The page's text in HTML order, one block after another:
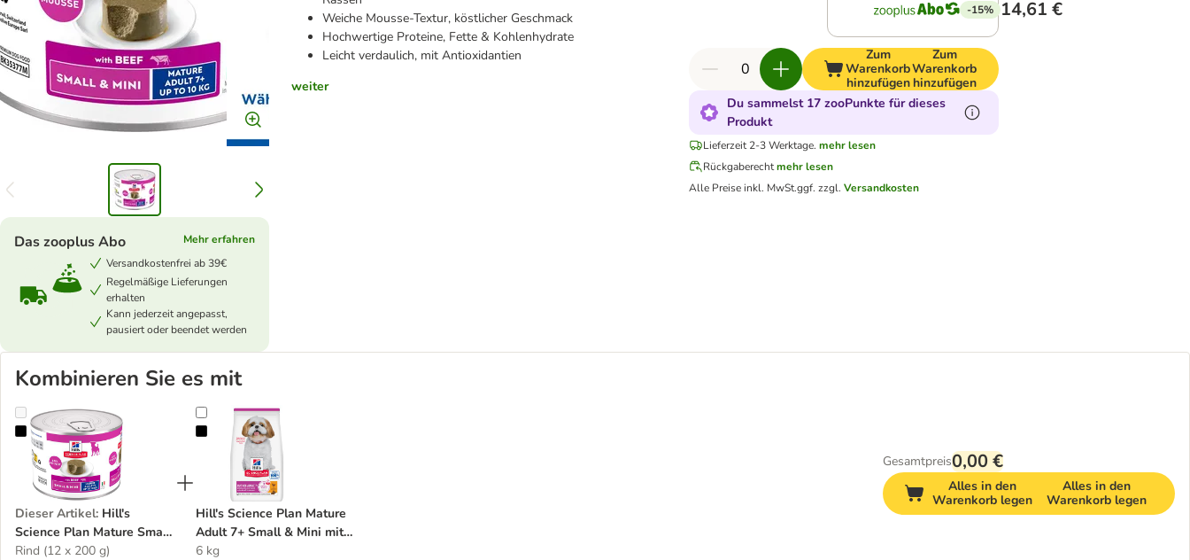
Weiche Mousse-Textur, köstlicher Geschmack
Hochwertige Proteine, Fette & Kohlenhydrate
Leicht verdaulich, mit Antioxidantien
weiter
Das zooplus Abo
Mehr erfahren
Versandkostenfrei ab 39€
Regelmäßige Lieferungen
erhalten
Kann jederzeit angepasst,
pausiert oder beendet werden
-15% 14,61 €
Zum
Warenkorb
hinzufügen
Zum
Warenkorb
hinzufügen
Du sammelst 17 zooPunkte für dieses
Produkt
Lieferzeit 2-3 Werktage. mehr lesen
Rückgaberechtmehr lesen
Alle Preise inkl. MwSt.ggf. zzgl. Versandkosten
Kombinieren Sie es mit
Hill's Science Plan Mature Small & Mini Mousse
Dieser Artikel: Hill's
Science Plan Mature Small
& Mini Mousse
Rind (12 x 200 g)
Hill's Science Plan Mature Adult 7+ Small & Mini mit Huhn
Hill's Science Plan Mature
Adult 7+ Small & Mini mit
Huhn
6 kg
Gesamtpreis0,00 €
Alles in den
Warenkorb legen
Alles in den
Warenkorb legen